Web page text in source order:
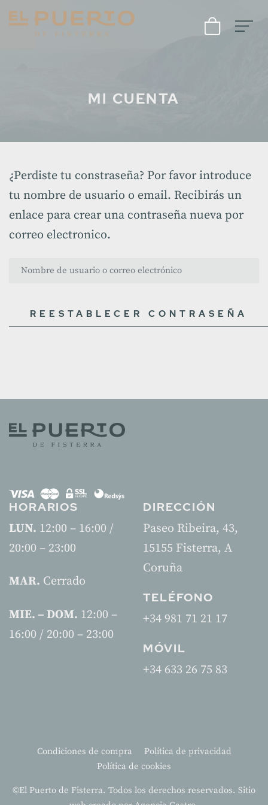
MI CUENTA
¿Perdiste tu constraseña? Por favor introduce
tu nombre de usuario o email. Recibirás un
enlace para crear una contraseña nueva por
correo electronico.
Nombre
usuario
o
HORARIOS
LUN. 12:00 – 16:00 /
20:00 – 23:00
MAR. Cerrado
MIE. – DOM. 12:00 –
16:00 / 20:00 – 23:00
DIRECCIÓN
Paseo Ribeira, 43,
15155 Fisterra, A
Coruña
TELÉFONO
+34 981 71 21 17
MÓVIL
+34 633 26 75 83
Condiciones de compra
Política de privacidad
Política de cookies
©El Puerto de Fisterra. Todos los derechos reservados. Sitio